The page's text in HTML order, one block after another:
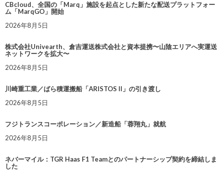
CBcloud、全国の「Marq」施設を起点とした新たな配送プラットフォー
ム「MarqGO」開始
2026年8月5日
株式会社Univearth、倉吉運送株式会社と資本提携〜山陰エリアへ実運送
ネットワークを拡大〜
2026年8月5日
川崎重工業／ばら積運搬船「ARISTOS II」の引き渡し
2026年8月5日
フジトランスコーポレーション／新造船「蓉翔丸」就航
2026年8月5日
ネバーマイル：TGR Haas F1 Teamとのパートナーシップ契約を締結しま
した